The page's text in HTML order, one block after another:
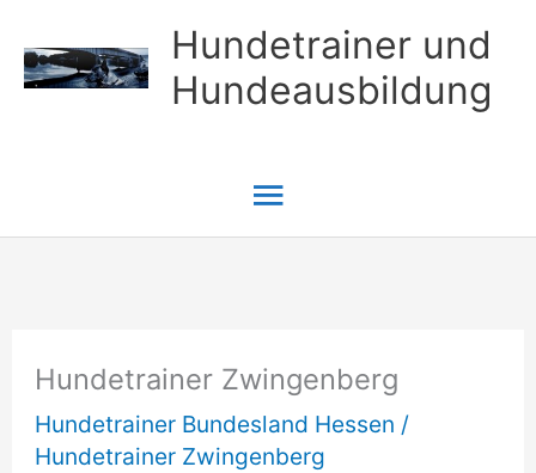
Inhalt
springen
Hundetrainer und
Hundeausbildung
Hauptmenü
Hundetrainer Zwingenberg
Hundetrainer Bundesland Hessen /
Hundetrainer Zwingenberg